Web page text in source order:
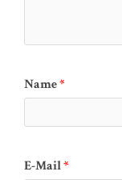
Name*
E-Mail*